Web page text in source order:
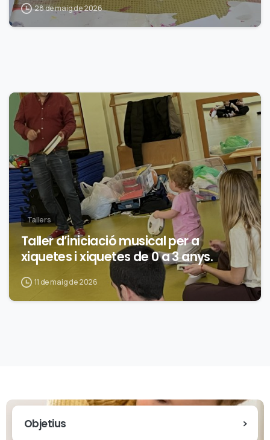
28 de maig de 2026
0
Tallers
Taller d’iniciació musical per a
xiquetes i xiquetes de 0 a 3 anys.
11 de maig de 2026
Objetius